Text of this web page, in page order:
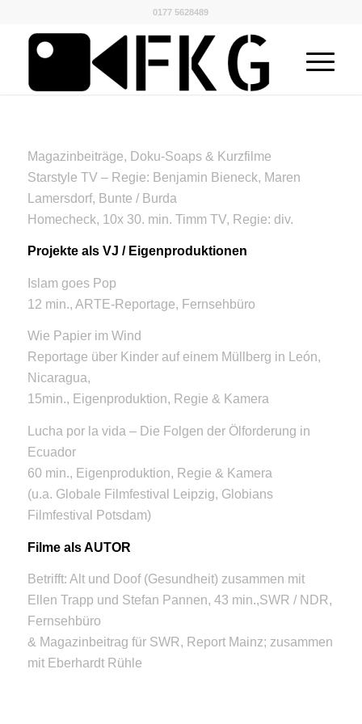
0177 5628489
Magazinbeiträge, Doku-Soaps & Kurzfilme
Starstyle TV – Regie: Benjamin Bieneck, Maren
Lamersdorf, Bunte / Burda
Homecheck, 10x 30. min. Timm TV, Regie: div.
Projekte als VJ / Eigenproduktionen
Islam goes Pop
12 min., ARTE-Reportage, Fernsehbüro
Wie Papier im Wind
Reportage über Kinder auf einem Müllberg in León,
Nicaragua,
15min., Eigenproduktion, Regie & Kamera
Lucha por la vida – Die Folgen der Ölforderung in
Ecuador
60 min., Eigenproduktion, Regie & Kamera
(u.a. Globale Filmfestival Leipzig, Globians
Filmfestival Potsdam)
Filme als AUTOR
Betrifft: Alt und Doof (Gesundheit) zusammen mit
Ellen Trapp und Stefan Pannen, 43 min.,SWR / NDR,
Fernsehbüro
& Magazinbeitrag für SWR, Report Mainz; zusammen
mit Eberhardt Rühle